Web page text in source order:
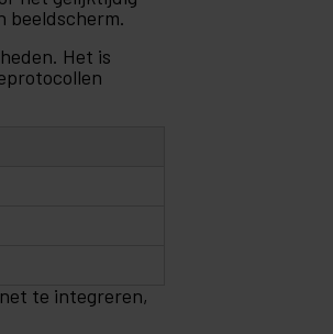
beeldscherm.
Het is
te integreren,